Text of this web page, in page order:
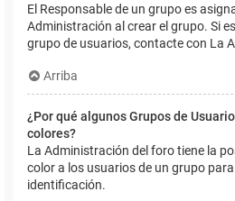
El Responsable de un grupo es
Administración al crear el grupo. Si
grupo de usuarios, contacte con La
Arriba
¿Por qué algunos Grupos de
colores?
La Administración del foro tiene la
color a los usuarios de un grupo
identificación.